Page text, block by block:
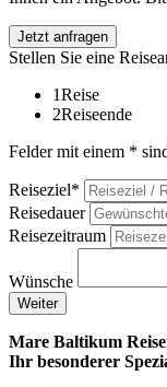
Jetzt anfragen
Stellen Sie eine
1Reise
2Reiseende
Felder mit einem *
Reiseziel*
Reisedauer
Reisezeitraum
Wünsche
Weiter
Mare Baltikum
Ihr besonderer